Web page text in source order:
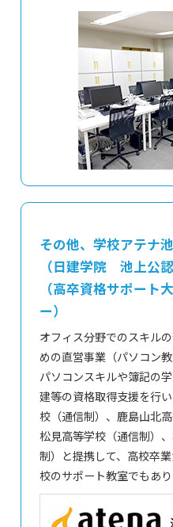
その他、学校アテナ
（日建学院 池上公認
（高卒資格サポート
ー）
オフィス分野でのスキル
めの直営事業（パソコン
パソコンスキルや簿記の
建等の資格取得支援を行
校（通信制）、鹿島山北
松見高等学校（通信制）
制）と提携して、高校卒
校のサポート教室でもあり